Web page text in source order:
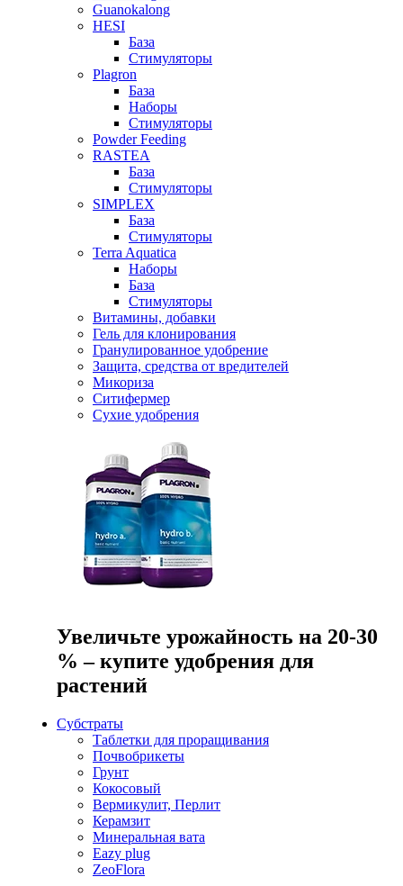
Guanokalong
HESI
База
Стимуляторы
Plagron
База
Наборы
Стимуляторы
Powder Feeding
RASTEA
База
Стимуляторы
SIMPLEX
База
Стимуляторы
Terra Aquatica
Наборы
База
Стимуляторы
Витамины, добавки
Гель для клонирования
Гранулированное удобрение
Защита, средства от вредителей
Микориза
Ситифермер
Сухие удобрения
Увеличьте урожайность на 20-30
% – купите удобрения для
растений
Субстраты
Таблетки для проращивания
Почвобрикеты
Грунт
Кокосовый
Вермикулит, Перлит
Керамзит
Минеральная вата
Eazy plug
ZeoFlora